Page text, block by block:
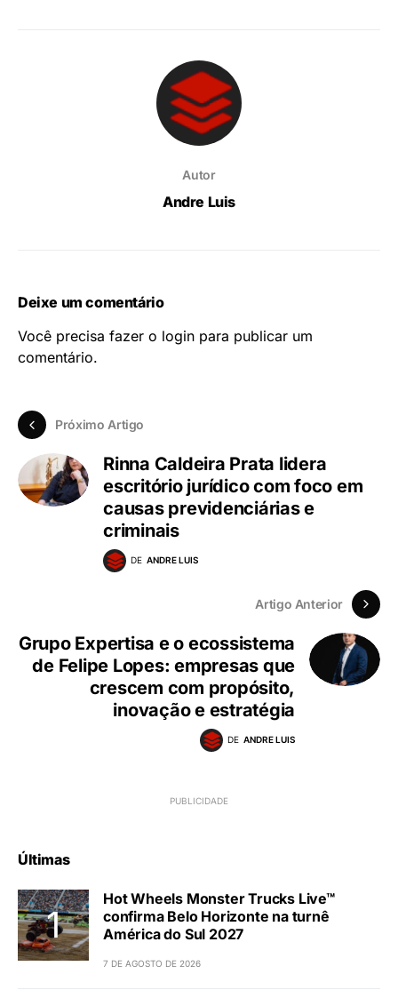
Autor
Andre Luis
Deixe um comentário
Você precisa fazer o login para publicar um
comentário.
Próximo Artigo
Rinna Caldeira Prata lidera
escritório jurídico com foco em
causas previdenciárias e
criminais
DE ANDRE LUIS
Artigo Anterior
Grupo Expertisa e o ecossistema
de Felipe Lopes: empresas que
crescem com propósito,
inovação e estratégia
DE ANDRE LUIS
Últimas
Hot Wheels Monster Trucks Live™
confirma Belo Horizonte na turnê
América do Sul 2027
7 DE AGOSTO DE 2026